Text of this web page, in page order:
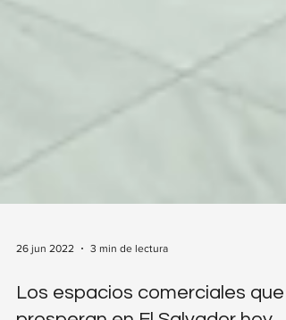
26 jun 2022 3 min de lectura